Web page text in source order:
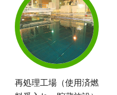
再処理工場（使用済燃